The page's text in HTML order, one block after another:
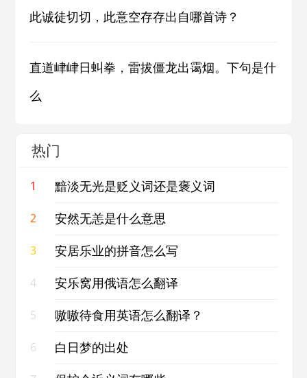
此诚徒切切，此意空存存出自哪首诗？
直道峍峍日虯拳，雷拔僵龙出霭烟。下句是什
么
热门
1 黯淡无光是贬义词还是褒义词
2 安然无恙是什么意思
3 安居乐业的拼音怎么写
4 安乐窝用俄语怎么翻译
5 嗷嗷待食用英语怎么翻译？
6 白日梦的出处